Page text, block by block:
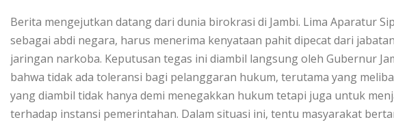
Berita mengejutkan datang dari dunia birokrasi di Jambi. Lima Aparatur
sebagai abdi negara, harus menerima kenyataan pahit dipecat dari
jaringan narkoba. Keputusan tegas ini diambil langsung oleh Gubernur
bahwa tidak ada toleransi bagi pelanggaran hukum, terutama yang
yang diambil tidak hanya demi menegakkan hukum tetapi juga untuk
terhadap instansi pemerintahan. Dalam situasi ini, tentu masyarakat